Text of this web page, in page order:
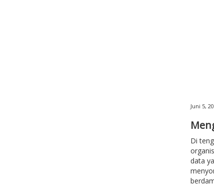
Juni 5,
Di
data